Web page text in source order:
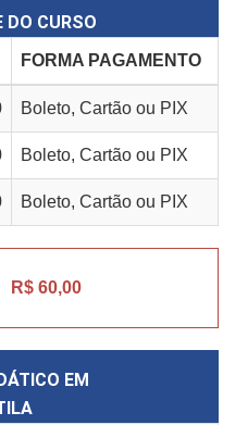
DO CURSO
FORMA PAGAMENTO
Boleto, Cartão ou PIX
Boleto, Cartão ou PIX
Boleto, Cartão ou PIX
R$ 60,00
EM